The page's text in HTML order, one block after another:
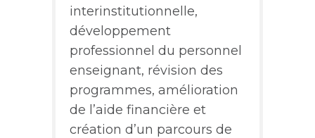
interinstitutionnelle,
développement
professionnel du personnel
enseignant, révision des
programmes, amélioration
de l’aide financière et
création d’un parcours de